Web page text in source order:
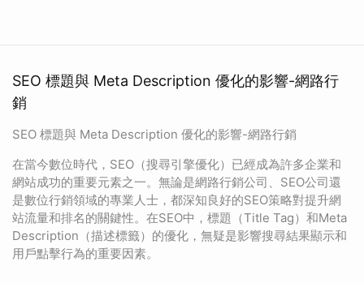
SEO 標題與 Meta Description 優化的影響-網路行
銷
SEO 標題與 Meta Description 優化的影響-網路行銷
在當今數位時代，SEO（搜尋引擎優化）已經成為許多企業和
網站成功的重要元素之一。無論是網路行銷公司、SEO公司還
是數位行銷領域的專業人士，都深知良好的SEO策略對提升網
站流量和排名的關鍵性。在SEO中，標題（Title Tag）和Meta
Description（描述標籤）的優化，無疑是影響搜尋結果顯示和
用戶點擊行為的重要因素。